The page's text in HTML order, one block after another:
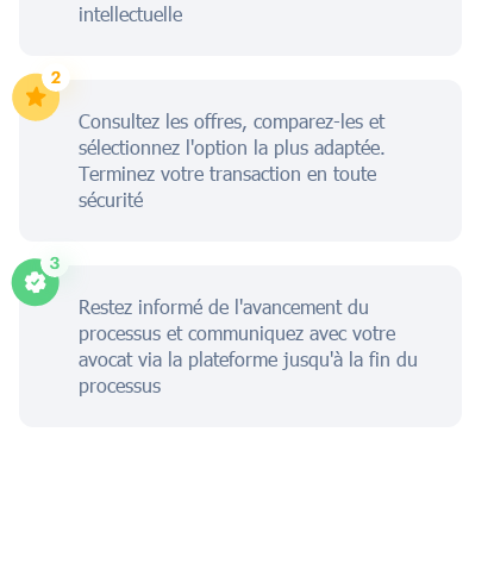
intellectuelle
Consultez les offres, comparez-les et
sélectionnez l'option la plus adaptée.
Terminez votre transaction en toute
sécurité
Restez informé de l'avancement du
processus et communiquez avec votre
avocat via la plateforme jusqu'à la fin du
processus